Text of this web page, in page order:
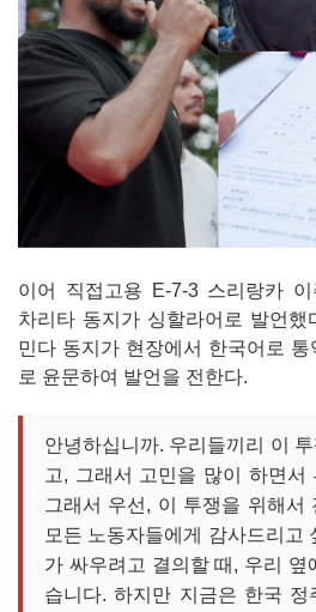
이어 직접고용 E-7-3 스리랑카 이
차리타 동지가 싱할라어로 발언했
민다 동지가 현장에서 한국어로
로 윤문하여 발언을 전한다.
안녕하십니까. 우리들끼리 이
고, 그래서 고민을 많이 하면서
그래서 우선, 이 투쟁을 위해서
모든 노동자들에게 감사드리고
가 싸우려고 결의할 때, 우리 옆
습니다. 하지만 지금은 한국